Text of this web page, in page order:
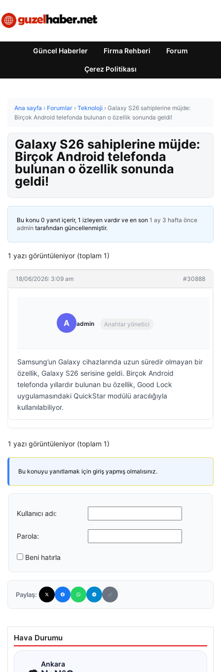
Güncel Haberler Firma Rehberi Forum
Çerez Politikası
Ana sayfa › Forumlar › Teknoloji › Galaxy S26 sahiplerine müjde:
Birçok Android telefonda bulunan o özellik sonunda geldi!
Galaxy S26 sahiplerine müjde:
Birçok Android telefonda
bulunan o özellik sonunda
geldi!
Bu konu 0 yanıt içerir, 1 izleyen vardır ve en son 1 ay 3 hafta önce
admin tarafından güncellenmiştir.
1 yazı görüntüleniyor (toplam 1)
18/06/2026: 3:09 am #30888
A admin Anahtar yönetici
Samsung’un Galaxy cihazlarında uzun süredir olmayan bir
özellik, Galaxy S26 serisine geldi. Birçok Android
telefonda yıllardır bulunan bu özellik, Good Lock
uygulamasındaki QuickStar modülü aracılığıyla
kullanılabiliyor.
1 yazı görüntüleniyor (toplam 1)
Bu konuyu yanıtlamak için giriş yapmış olmalısınız.
Kullanıcı adı:
Parola:
Beni hatırla
Paylaş:
Hava Durumu
Ankara